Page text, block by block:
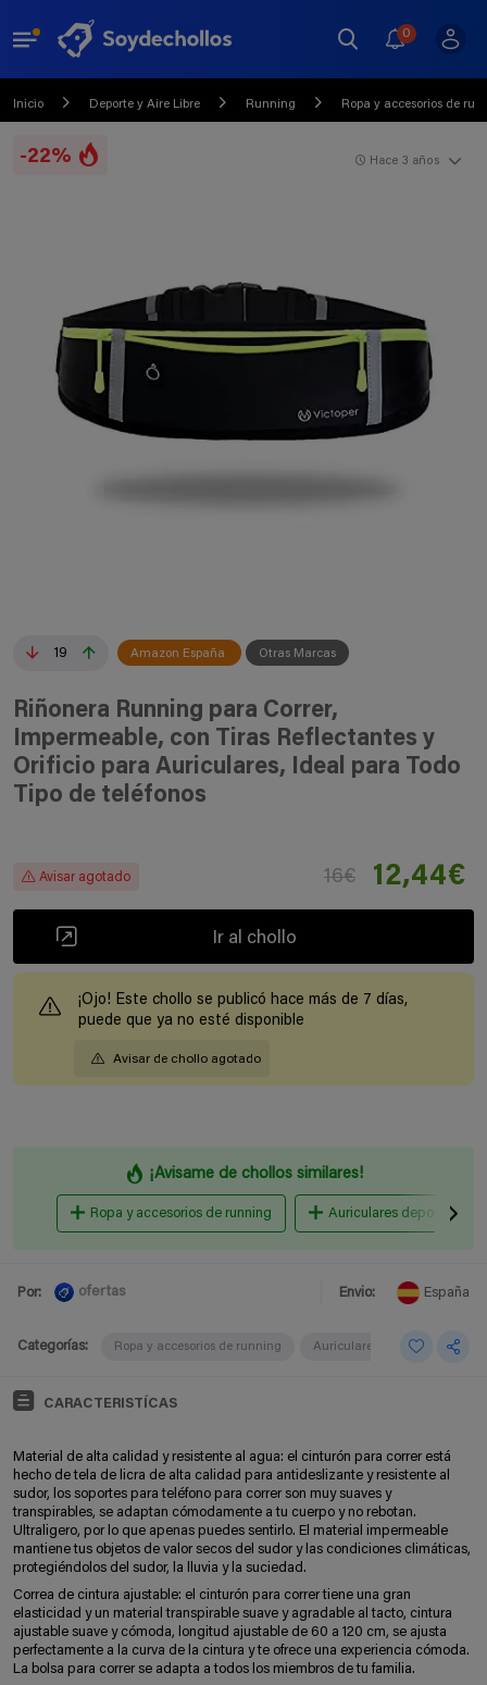
0
Inicio Deporte y Aire Libre Running Ropa y accesorios de
-22%
19 Amazon España Otras Marcas
Hace 3 años
Riñonera Running para Correr,
Impermeable, con Tiras Reflectantes y
Orificio para Auriculares, Ideal para Todo
Tipo de teléfonos
Avisar agotado 16€ 12,44€
Ir al chollo
¡Ojo! Este chollo se publicó hace más de 7 días,
puede que ya no esté disponible
Avisar de chollo agotado
¡Avisame de chollos similares!
Ropa y accesorios de running Auriculares deportivos
Por: ofertas Envio: España
Categorías: Ropa y accesorios de running Auriculares deportivos
CARACTERISTÍCAS
Material de alta calidad y resistente al agua: el cinturón para correr está
hecho de tela de licra de alta calidad para antideslizante y resistente al
sudor, los soportes para teléfono para correr son muy suaves y
transpirables, se adaptan cómodamente a tu cuerpo y no rebotan.
Ultraligero, por lo que apenas puedes sentirlo. El material impermeable
mantiene tus objetos de valor secos del sudor y las condiciones climáticas,
protegiéndolos del sudor, la lluvia y la suciedad.
Correa de cintura ajustable: el cinturón para correr tiene una gran
elasticidad y un material transpirable suave y agradable al tacto, cintura
ajustable suave y cómoda, longitud ajustable de 60 a 120 cm, se ajusta
perfectamente a la curva de la cintura y te ofrece una experiencia cómoda.
La bolsa para correr se adapta a todos los miembros de tu familia.